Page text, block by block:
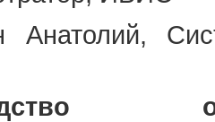
Анатолий,